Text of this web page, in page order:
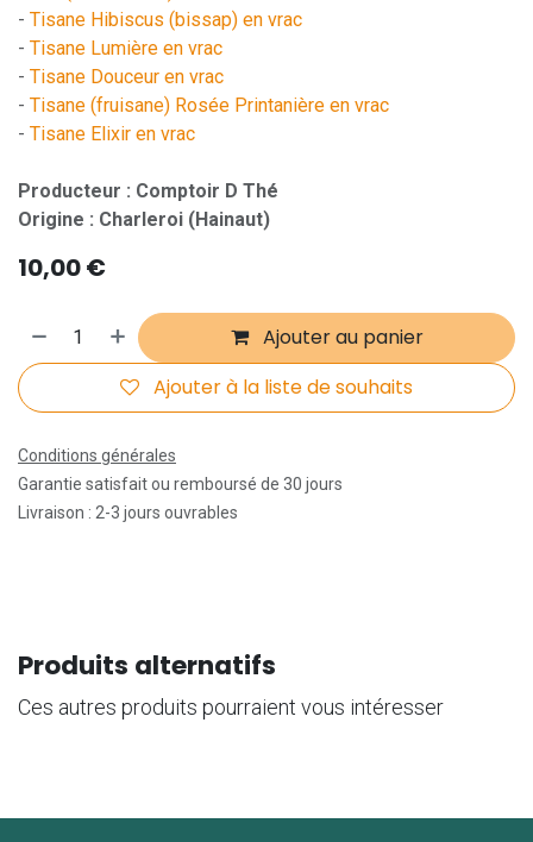
- Tisane Hibiscus (bissap) en vrac
- Tisane Lumière en vrac
- Tisane Douceur en vrac
- Tisane (fruisane) Rosée Printanière en vrac
- Tisane Elixir en vrac
Producteur : Comptoir D Thé
Origine : Charleroi (Hainaut)
10,00€
Ajouter au panier
Ajouter à la liste de souhaits
Conditions générales
Garantie satisfait ou remboursé de 30 jours
Livraison : 2-3 jours ouvrables
Produits alternatifs
Ces autres produits pourraient vous intéresser